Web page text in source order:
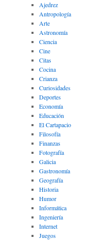
Ajedrez
Antropología
Arte
Astronomía
Ciencia
Cine
Citas
Cocina
Crianza
Curiosidades
Deportes
Economía
Educación
El Cartapacio
Filosofía
Finanzas
Fotografía
Galicia
Gastronomía
Geografía
Historia
Humor
Informática
Ingeniería
Internet
Juegos